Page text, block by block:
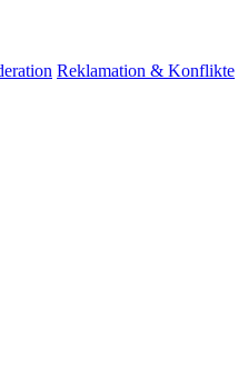
Reklamation & Konflikte